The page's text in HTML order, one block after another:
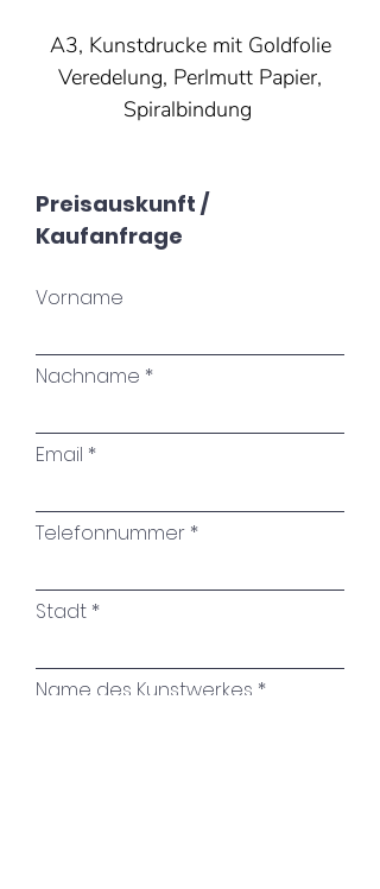
A3, Kunstdrucke mit Goldfolie
Veredelung, Perlmutt Papier,
Spiralbindung
Preisauskunft /
Kaufanfrage
Vorname
Nachname
Email
Telefonnummer
Stadt
Name des Kunstwerkes